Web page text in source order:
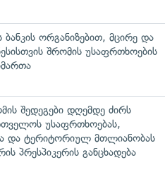
ორგანიზებით, მცირე და
შრომის უსაფრთხოების
შედეგები დღემდე ძირს
უსაფრთხოებას,
და ტერიტორიულ მთლიანობას
პრესპიკერის განცხადება